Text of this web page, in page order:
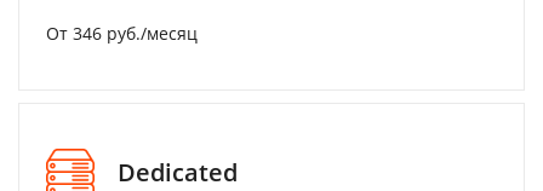
От 346 руб./месяц
Dedicated